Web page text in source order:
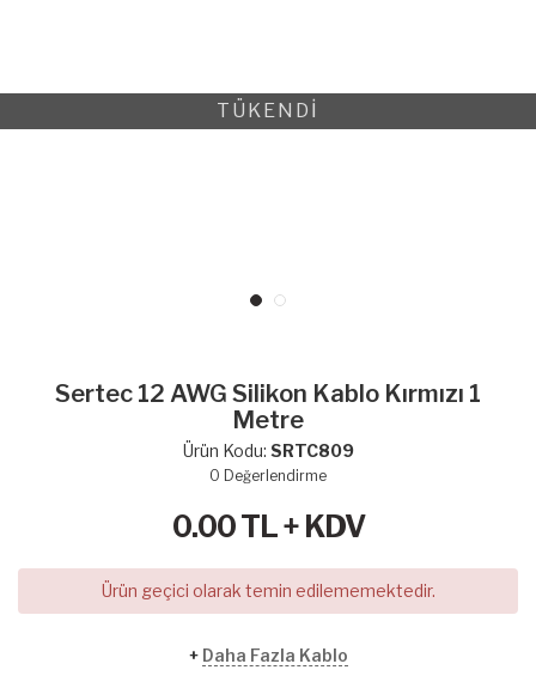
TÜKENDİ
Sertec 12 AWG Silikon Kablo Kırmızı 1
Metre
Ürün Kodu: SRTC809
0 Değerlendirme
0.00TL + KDV
Ürün geçici olarak temin edilememektedir.
+ Daha Fazla Kablo